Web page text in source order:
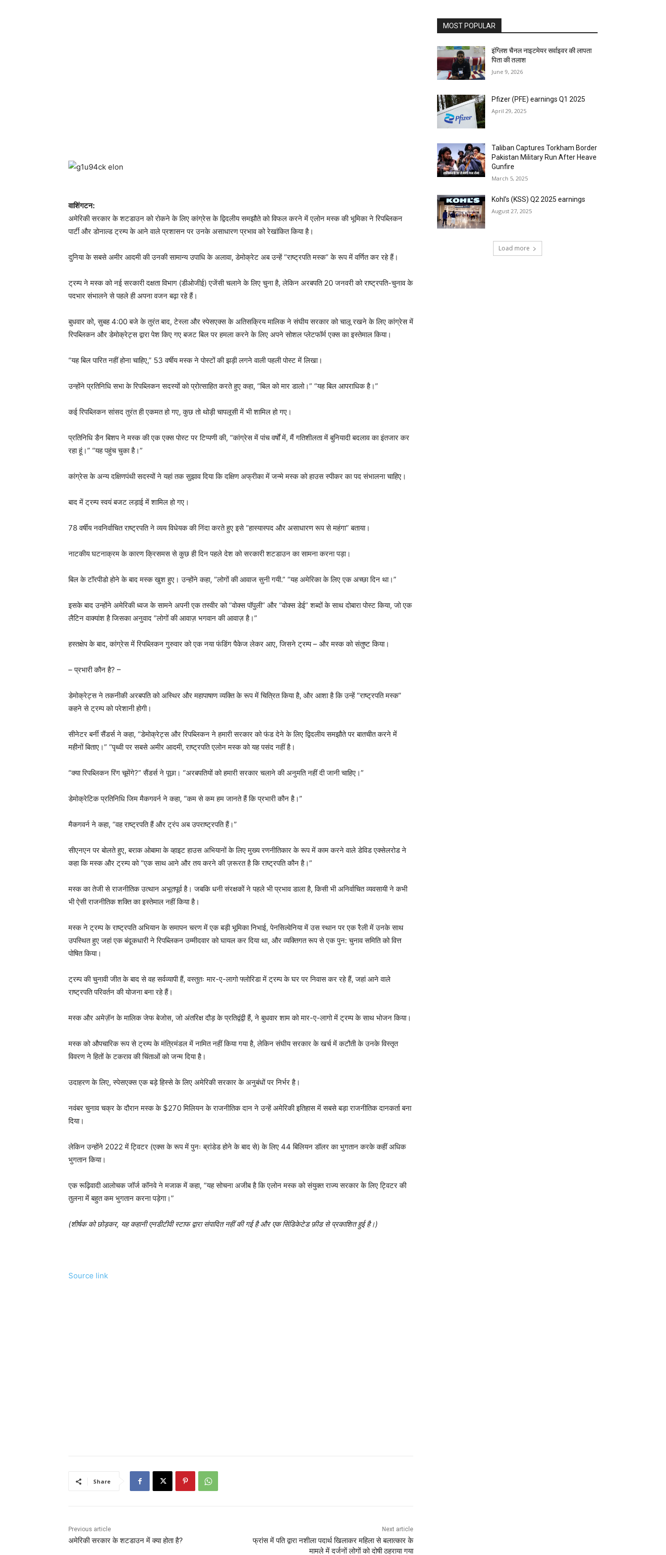
वाशिंगटन:
अमेरिकी सरकार के शटडाउन को रोकने के लिए कांग्रेस के द्विदलीय समझौते को विफल करने में एलोन मस्क की भूमिका ने रिपब्लिकन
पार्टी और डोनाल्ड ट्रम्प के आने वाले प्रशासन पर उनके असाधारण प्रभाव को रेखांकित किया है।
दुनिया के सबसे अमीर आदमी की उनकी सामान्य उपाधि के अलावा, डेमोक्रेट अब उन्हें “राष्ट्रपति मस्क” के रूप में वर्णित कर रहे हैं।
ट्रम्प ने मस्क को नई सरकारी दक्षता विभाग (डीओजीई) एजेंसी चलाने के लिए चुना है, लेकिन अरबपति 20 जनवरी को राष्ट्रपति-चुनाव के
पदभार संभालने से पहले ही अपना वजन बढ़ा रहे हैं।
बुधवार को, सुबह 4:00 बजे के तुरंत बाद, टेस्ला और स्पेसएक्स के अतिसक्रिय मालिक ने संघीय सरकार को चालू रखने के लिए कांग्रेस में
रिपब्लिकन और डेमोक्रेट्स द्वारा पेश किए गए बजट बिल पर हमला करने के लिए अपने सोशल प्लेटफॉर्म एक्स का इस्तेमाल किया।
“यह बिल पारित नहीं होना चाहिए,” 53 वर्षीय मस्क ने पोस्टों की झड़ी लगने वाली पहली पोस्ट में लिखा।
उन्होंने प्रतिनिधि सभा के रिपब्लिकन सदस्यों को प्रोत्साहित करते हुए कहा, “बिल को मार डालो।” “यह बिल आपराधिक है।”
कई रिपब्लिकन सांसद तुरंत ही एकमत हो गए, कुछ तो थोड़ी चापलूसी में भी शामिल हो गए।
प्रतिनिधि डैन बिशप ने मस्क की एक एक्स पोस्ट पर टिप्पणी की, “कांग्रेस में पांच वर्षों में, मैं गतिशीलता में बुनियादी बदलाव का इंतजार कर
रहा हूं।” “यह पहुंच चुका है।”
कांग्रेस के अन्य दक्षिणपंथी सदस्यों ने यहां तक ​​सुझाव दिया कि दक्षिण अफ्रीका में जन्मे मस्क को हाउस स्पीकर का पद संभालना चाहिए।
बाद में ट्रम्प स्वयं बजट लड़ाई में शामिल हो गए।
78 वर्षीय नवनिर्वाचित राष्ट्रपति ने व्यय विधेयक की निंदा करते हुए इसे “हास्यास्पद और असाधारण रूप से महंगा” बताया।
नाटकीय घटनाक्रम के कारण क्रिसमस से कुछ ही दिन पहले देश को सरकारी शटडाउन का सामना करना पड़ा।
बिल के टॉरपीडो होने के बाद मस्क खुश हुए। उन्होंने कहा, ”लोगों की आवाज सुनी गयी.” “यह अमेरिका के लिए एक अच्छा दिन था।”
इसके बाद उन्होंने अमेरिकी ध्वज के सामने अपनी एक तस्वीर को “वोक्स पॉपुली” और “वोक्स डेई” शब्दों के साथ दोबारा पोस्ट किया, जो एक
लैटिन वाक्यांश है जिसका अनुवाद “लोगों की आवाज़ भगवान की आवाज़ है।”
हस्तक्षेप के बाद, कांग्रेस में रिपब्लिकन गुरुवार को एक नया फंडिंग पैकेज लेकर आए, जिसने ट्रम्प – और मस्क को संतुष्ट किया।
– प्रभारी कौन है? –
डेमोक्रेट्स ने तकनीकी अरबपति को अस्थिर और महापाषाण व्यक्ति के रूप में चित्रित किया है, और आशा है कि उन्हें “राष्ट्रपति मस्क”
कहने से ट्रम्प को परेशानी होगी।
सीनेटर बर्नी सैंडर्स ने कहा, “डेमोक्रेट्स और रिपब्लिकन ने हमारी सरकार को फंड देने के लिए द्विदलीय समझौते पर बातचीत करने में
महीनों बिताए।” “पृथ्वी पर सबसे अमीर आदमी, राष्ट्रपति एलोन मस्क को यह पसंद नहीं है।
“क्या रिपब्लिकन रिंग चूमेंगे?” सैंडर्स ने पूछा। “अरबपतियों को हमारी सरकार चलाने की अनुमति नहीं दी जानी चाहिए।”
डेमोक्रेटिक प्रतिनिधि जिम मैकगवर्न ने कहा, “कम से कम हम जानते हैं कि प्रभारी कौन है।”
मैकगवर्न ने कहा, “वह राष्ट्रपति हैं और ट्रंप अब उपराष्ट्रपति हैं।”
सीएनएन पर बोलते हुए, बराक ओबामा के व्हाइट हाउस अभियानों के लिए मुख्य रणनीतिकार के रूप में काम करने वाले डेविड एक्सेलरोड ने
कहा कि मस्क और ट्रम्प को “एक साथ आने और तय करने की ज़रूरत है कि राष्ट्रपति कौन है।”
मस्क का तेजी से राजनीतिक उत्थान अभूतपूर्व है। जबकि धनी संरक्षकों ने पहले भी प्रभाव डाला है, किसी भी अनिर्वाचित व्यवसायी ने कभी
भी ऐसी राजनीतिक शक्ति का इस्तेमाल नहीं किया है।
मस्क ने ट्रम्प के राष्ट्रपति अभियान के समापन चरण में एक बड़ी भूमिका निभाई, पेनसिल्वेनिया में उस स्थान पर एक रैली में उनके साथ
उपस्थित हुए जहां एक बंदूकधारी ने रिपब्लिकन उम्मीदवार को घायल कर दिया था, और व्यक्तिगत रूप से एक पुन: चुनाव समिति को वित्त
पोषित किया।
ट्रम्प की चुनावी जीत के बाद से वह सर्वव्यापी हैं, वस्तुतः मार-ए-लागो फ्लोरिडा में ट्रम्प के घर पर निवास कर रहे हैं, जहां आने वाले
राष्ट्रपति परिवर्तन की योजना बना रहे हैं।
मस्क और अमेज़ॅन के मालिक जेफ बेजोस, जो अंतरिक्ष दौड़ के प्रतिद्वंद्वी हैं, ने बुधवार शाम को मार-ए-लागो में ट्रम्प के साथ भोजन किया।
मस्क को औपचारिक रूप से ट्रम्प के मंत्रिमंडल में नामित नहीं किया गया है, लेकिन संघीय सरकार के खर्च में कटौती के उनके विस्तृत
विवरण ने हितों के टकराव की चिंताओं को जन्म दिया है।
उदाहरण के लिए, स्पेसएक्स एक बड़े हिस्से के लिए अमेरिकी सरकार के अनुबंधों पर निर्भर है।
नवंबर चुनाव चक्र के दौरान मस्क के $270 मिलियन के राजनीतिक दान ने उन्हें अमेरिकी इतिहास में सबसे बड़ा राजनीतिक दानकर्ता बना
दिया।
लेकिन उन्होंने 2022 में ट्विटर (एक्स के रूप में पुनः ब्रांडेड होने के बाद से) के लिए 44 बिलियन डॉलर का भुगतान करके कहीं अधिक
भुगतान किया।
एक रूढ़िवादी आलोचक जॉर्ज कॉनवे ने मजाक में कहा, “यह सोचना अजीब है कि एलोन मस्क को संयुक्त राज्य सरकार के लिए ट्विटर की
तुलना में बहुत कम भुगतान करना पड़ेगा।”
(शीर्षक को छोड़कर, यह कहानी एनडीटीवी स्टाफ द्वारा संपादित नहीं की गई है और एक सिंडिकेटेड फ़ीड से प्रकाशित हुई है।)
Source link
Share
Previous article
अमेरिकी सरकार के शटडाउन में क्या होता है?
Next article
फ्रांस में पति द्वारा नशीला पदार्थ खिलाकर महिला से बलात्कार के
मामले में दर्जनों लोगों को दोषी ठहराया गया
MOST POPULAR
इंग्लिश चैनल नाइटमेयर सर्वाइवर की लापता
पिता की तलाश
June 9, 2026
Pfizer (PFE) earnings Q1 2025
April 29, 2025
Taliban Captures Torkham Border
Pakistan Military Run After Heave
Gunfire
March 5, 2025
Kohl’s (KSS) Q2 2025 earnings
August 27, 2025
Load more